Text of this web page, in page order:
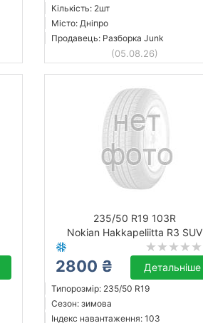
Кількість: 2шт
Місто: Дніпро
Продавець: Разборка Junk
(05.08.26)
235/50 R19 103R
Nokian Hakkapeliitta R3 SUV
2800 ₴ Детальніше
Типорозмір: 235/50 R19
Сезон: зимова
Індекс навантаження: 103